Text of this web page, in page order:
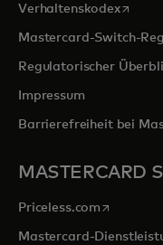
Verhaltenskodexwird in
Mastercard-Switch-
Regulatorischer
Impressum
Barrierefreiheit bei
MASTERCARD
Priceless.com wird in
Mastercard-